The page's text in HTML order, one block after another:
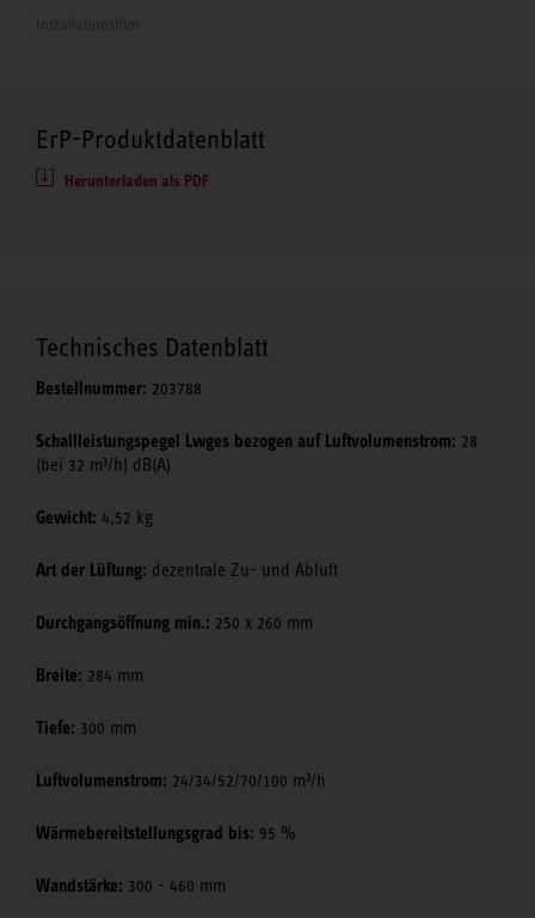
ErP-Produktdatenblatt
Herunterladen als PDF
Technisches Datenblatt
Bestellnummer: 203788
Schallleistungspegel Lwges bezogen auf Luftvolumenstrom: 28
(bei 32 m³/h) dB(A)
Gewicht: 4,52 kg
Art der Lüftung: dezentrale Zu- und Abluft
Durchgangsöffnung min.: 250 x 260 mm
Breite: 284 mm
Tiefe: 300 mm
Luftvolumenstrom: 24/34/52/70/100 m³/h
Wärmebereitstellungsgrad bis: 95 %
Wandstärke: 300 - 460 mm